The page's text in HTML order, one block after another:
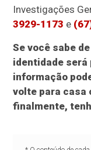
Investigações
3929-1173 e
Se você sabe
identidade será
informação
volte para casa
finalmente,